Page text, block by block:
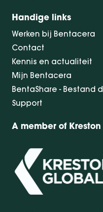
Handige links
Werken bij Bentacera
Contact
Kennis en actualiteit
Mijn Bentacera
BentaShare - Bestand
Support
A member of Kreston